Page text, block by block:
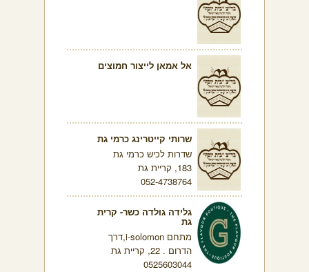
אל אמאן לייצור חמוצים
שרותי קייטרינג כרמי גת
שדרות לכיש כרמי גת
183, קריית גת
052-4738764
גלידה גולדה כשר- קרית
גת
מתחם i-solomon,דרך
הדרום . 22, קריית גת
0525603044